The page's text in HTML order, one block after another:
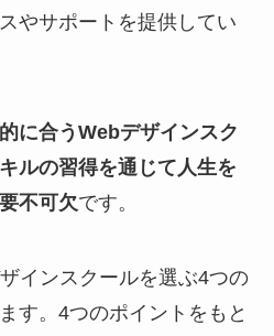
やサポートを提供してい
に合うWebデザインスク
ルの習得を通じて人生を
不可欠です。
インスクールを選ぶ4つの
す。4つのポイントをもと